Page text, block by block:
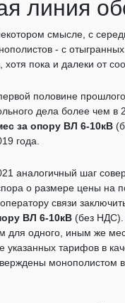
линия
смысле, с
- с
хотя пока и далеки от
половине
дела более чем в
за опору ВЛ 6-10кВ
года.
аналогичный шаг
о размере цены
связи
ВЛ 6-10кВ (без НДС).
для одного, иным же
указанных тарифов в
монополистом